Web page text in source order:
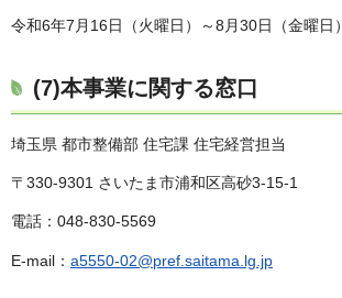
令和6年7月16日（火曜日）～8月30日（金曜日）
(7)本事業に関する窓口
埼玉県 都市整備部 住宅課 住宅経営担当
〒330-9301 さいたま市浦和区高砂3-15-1
電話：048-830-5569
E-mail： a5550-02@pref.saitama.lg.jp